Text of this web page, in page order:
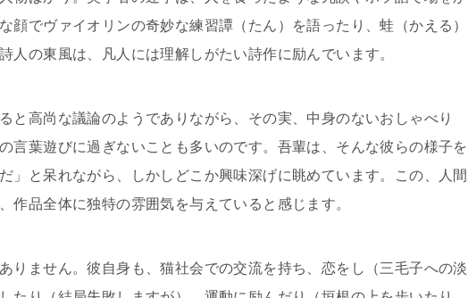
顔でヴァイオリンの奇妙な練習譚（たん）を語ったり、蛙（かえる）
人の東風は、凡人には理解しがたい詩作に励んでいます。
と高尚な議論のようでありながら、その実、中身のないおしゃべり
言葉遊びに過ぎないことも多いのです。吾輩は、そんな彼らの様子を
」と呆れながら、しかしどこか興味深げに眺めています。この、人間
作品全体に独特の雰囲気を与えていると感じます。
りません。彼自身も、猫社会での交流を持ち、恋をし（三毛子への淡